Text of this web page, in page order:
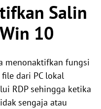
Salin
10
menonaktifkan fungsi
dari PC lokal
RDP sehingga ketika
sengaja atau